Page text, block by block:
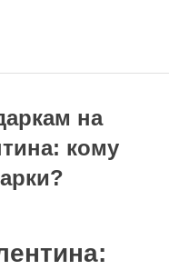
на
кому